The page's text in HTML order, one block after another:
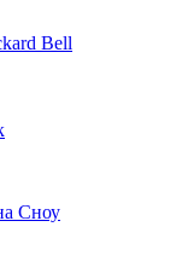
Bell
Сноу